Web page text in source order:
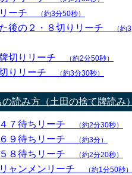
リーチ （約3分50秒）
後の２・８切りリーチ
（約3
切りリーチ （約2分50秒）
りリーチ （約3分30秒）
読み方（土田の捨て牌読み）
７待ちリーチ （約2分30秒）
９待ちリーチ （約3分）
８待ちリーチ （約2分20秒）
ャンメンリーチ （約1分50秒）